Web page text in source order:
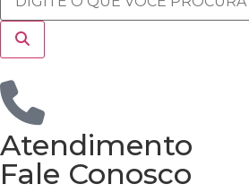
Atendimento
Fale Conosco